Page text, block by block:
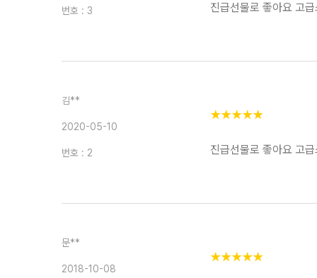
번호 : 3 진급선물로 좋아요 고
김**
2020-05-10
번호 : 2
★★★★★
진급선물로 좋아요 고
문**
2018-10-08
★★★★★